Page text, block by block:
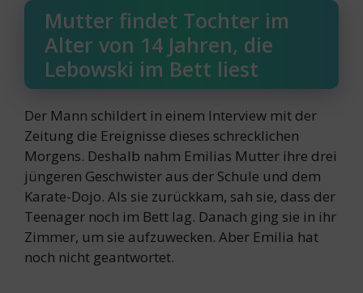
Mutter findet Tochter im
Alter von 14 Jahren, die
Lebowski im Bett liest
Der Mann schildert in einem Interview mit der
Zeitung die Ereignisse dieses schrecklichen
Morgens. Deshalb nahm Emilias Mutter ihre drei
jüngeren Geschwister aus der Schule und dem
Karate-Dojo. Als sie zurückkam, sah sie, dass der
Teenager noch im Bett lag. Danach ging sie in ihr
Zimmer, um sie aufzuwecken. Aber Emilia hat
noch nicht geantwortet.